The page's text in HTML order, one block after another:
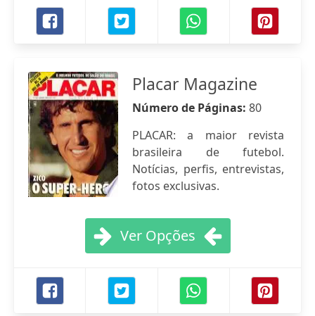
Placar Magazine
Número de Páginas: 80
PLACAR: a maior revista
brasileira de futebol.
Notícias, perfis, entrevistas,
fotos exclusivas.
Ver Opções